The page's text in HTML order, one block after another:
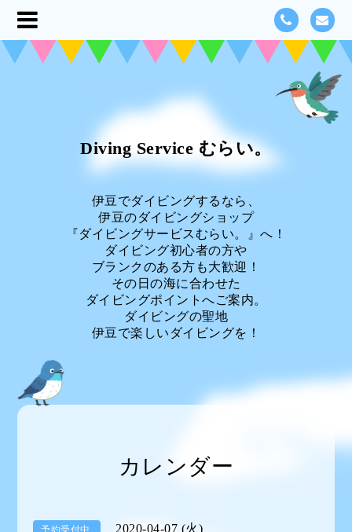
Diving Service むらい。
伊豆でダイビングするなら、
伊豆のダイビングショップ
『ダイビングサービスむらい。』へ！
ダイビング初心者の方や
ブランクのある方も大歓迎！
その日の海に合わせた
ダイビングポイントへご案内。
ダイビングの聖地
伊豆で楽しいダイビングを！
カレンダー
予約受付中 2020-04-07 (火)